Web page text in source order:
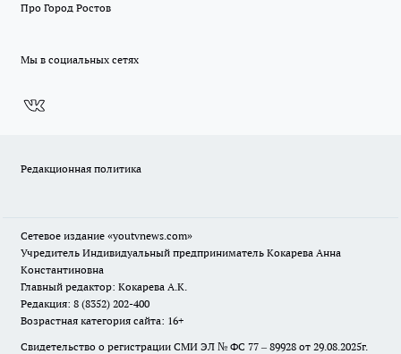
Про Город Ростов
Мы в социальных сетях
Редакционная политика
Сетевое издание «youtvnews.com»
Учредитель Индивидуальный предприниматель Кокарева Анна
Константиновна
Главный редактор: Кокарева А.К.
Редакция: 8 (8352) 202-400
Возрастная категория сайта: 16+
Свидетельство о регистрации СМИ ЭЛ № ФС 77 – 89928 от 29.08.2025г.